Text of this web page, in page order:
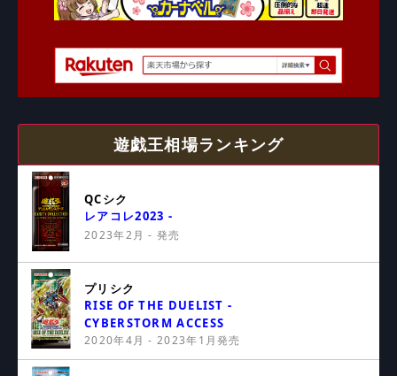
遊戯王相場ランキング
QCシク
レアコレ2023 -
2023年2月 - 発売
プリシク
RISE OF THE DUELIST -
CYBERSTORM ACCESS
2020年4月 - 2023年1月発売